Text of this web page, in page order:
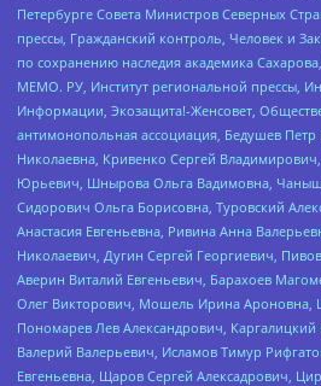
Петербурге Совета Министров Северных
прессы, Гражданский контроль, Человек и
по сохранению наследия академика
МЕМО. РУ, Институт региональной прессы,
Информации, Экозащита!-Женсовет,
антимонопольная ассоциация, Бедушев Петр
Николаевна, Кривенко Сергей
Юрьевич, Шнырова Ольга Вадимовна,
Сидорович Ольга Борисовна, Туровский
Анастасия Евгеньевна, Ривина Анна
Николаевич, Дугин Сергей Георгиевич,
Аверин Виталий Евгеньевич, Барахоев
Олег Викторович, Мошель Ирина Ароновна,
Пономарев Лев Александрович,
Валерий Валерьевич, Исламов Тимур
Евгеньевна, Щаров Сергей Алексадрович,